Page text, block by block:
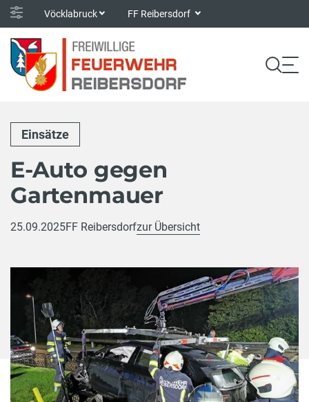
Vöcklabruck FF Reibersdorf
Einsätze
E-Auto gegen
Gartenmauer
25.09.2025FF Reibersdorfzur Übersicht